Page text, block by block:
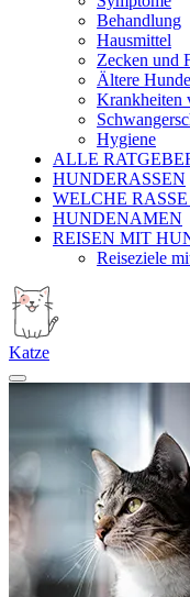
Behandlung
Hausmittel
Zecken und
Ältere Hunde
Krankheiten
Hygiene
ALLE
HUNDERASSEN
WELCHE
HUNDENAMEN
REISEN MIT
Reiseziele
Katze